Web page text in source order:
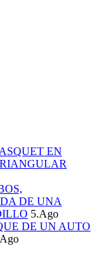
EN
DE UNA
5.Ago
DE UN AUTO